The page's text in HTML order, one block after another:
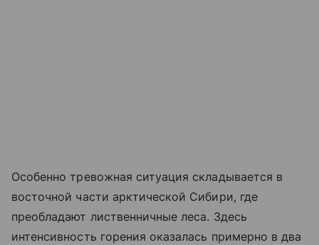
Особенно тревожная ситуация складывается в
восточной части арктической Сибири, где
преобладают лиственничные леса. Здесь
интенсивность горения оказалась примерно в два